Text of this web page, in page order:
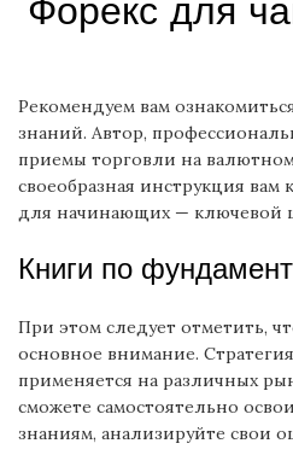
Форекс для
Рекомендуем вам
знаний. Автор,
приемы торговли на
своеобразная инструкция
для начинающих — ключевой
Книги по
При этом следует отметить,
основное внимание.
применяется на различных
сможете самостоятельно
знаниям, анализируйте свои